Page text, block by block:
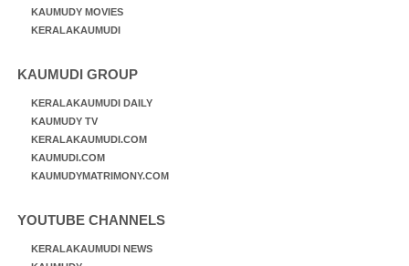
KAUMUDY MOVIES
KERALAKAUMUDI
KAUMUDI GROUP
KERALAKAUMUDI DAILY
KAUMUDY TV
KERALAKAUMUDI.COM
KAUMUDI.COM
KAUMUDYMATRIMONY.COM
YOUTUBE CHANNELS
KERALAKAUMUDI NEWS